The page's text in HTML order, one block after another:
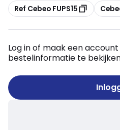
Kopiëren
Ref Cebeo FUPS15
Log in of maak een
bestelinformatie te